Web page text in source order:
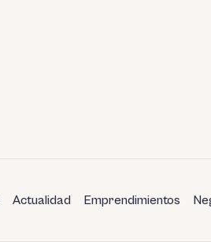
Actualidad Emprendimientos